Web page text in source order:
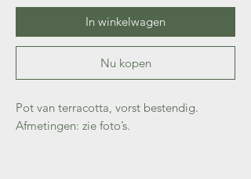
In winkelwagen
Nu kopen
Pot van terracotta, vorst bestendig.
Afmetingen: zie foto’s.